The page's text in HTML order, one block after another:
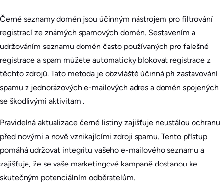
Černé seznamy domén jsou účinným nástrojem pro filtrování
registrací ze známých spamových domén. Sestavením a
udržováním seznamu domén často používaných pro falešné
registrace a spam můžete automaticky blokovat registrace z
těchto zdrojů. Tato metoda je obzvláště účinná při zastavování
spamu z jednorázových e-mailových adres a domén spojených
se škodlivými aktivitami.
Pravidelná aktualizace černé listiny zajišťuje neustálou ochranu
před novými a nově vznikajícími zdroji spamu. Tento přístup
pomáhá udržovat integritu vašeho e-mailového seznamu a
zajišťuje, že se vaše marketingové kampaně dostanou ke
skutečným potenciálním odběratelům.